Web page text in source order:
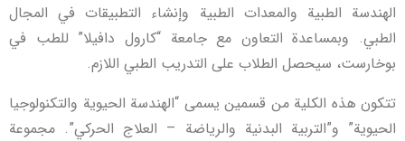
الهندسة الطبية والمعدات الطبية وإنشاء التطبيقات في المجال
الطبي. وبمساعدة التعاون مع جامعة “كارول دافيلا” للطب في
بوخارست، سيحصل الطلاب على التدريب الطبي اللازم.
تتكون هذه الكلية من قسمين يسمى “الهندسة الحيوية والتكنولوجيا
الحيوية” و”التربية البدنية والرياضة – العلاج الحركي”. مجموعة